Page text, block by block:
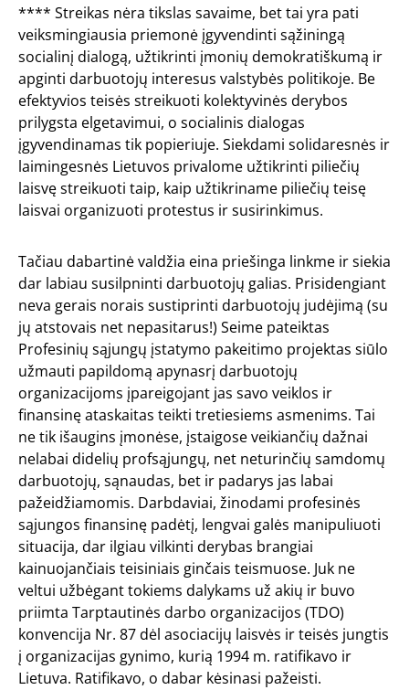
**** Streikas nėra tikslas savaime, bet tai yra pati
veiksmingiausia priemonė įgyvendinti sąžiningą
socialinį dialogą, užtikrinti įmonių demokratiškumą ir
apginti darbuotojų interesus valstybės politikoje. Be
efektyvios teisės streikuoti kolektyvinės derybos
prilygsta elgetavimui, o socialinis dialogas
įgyvendinamas tik popieriuje. Siekdami solidaresnės ir
laimingesnės Lietuvos privalome užtikrinti piliečių
laisvę streikuoti taip, kaip užtikriname piliečių teisę
laisvai organizuoti protestus ir susirinkimus.
Tačiau dabartinė valdžia eina priešinga linkme ir siekia
dar labiau susilpninti darbuotojų galias. Prisidengiant
neva gerais norais sustiprinti darbuotojų judėjimą (su
jų atstovais net nepasitarus!) Seime pateiktas
Profesinių sąjungų įstatymo pakeitimo projektas siūlo
užmauti papildomą apynasrį darbuotojų
organizacijoms įpareigojant jas savo veiklos ir
finansinę ataskaitas teikti tretiesiems asmenims. Tai
ne tik išaugins įmonėse, įstaigose veikiančių dažnai
nelabai didelių profsąjungų, net neturinčių samdomų
darbuotojų, sąnaudas, bet ir padarys jas labai
pažeidžiamomis. Darbdaviai, žinodami profesinės
sąjungos finansinę padėtį, lengvai galės manipuliuoti
situacija, dar ilgiau vilkinti derybas brangiai
kainuojančiais teisiniais ginčais teismuose. Juk ne
veltui užbėgant tokiems dalykams už akių ir buvo
priimta Tarptautinės darbo organizacijos (TDO)
konvencija Nr. 87 dėl asociacijų laisvės ir teisės jungtis
į organizacijas gynimo, kurią 1994 m. ratifikavo ir
Lietuva. Ratifikavo, o dabar kėsinasi pažeisti.